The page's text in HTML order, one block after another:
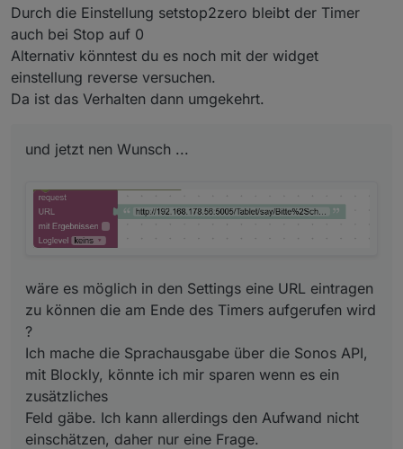
2.)
drücke ich auf Stop, stopt der Timer, aber der Kreis
vom Circle bleibt rot.
Müsste er an dieser Stelle, wegen dem folgenden
Neustart, nicht wieder weiß werden ?
Durch die Einstellung setstop2zero bleibt der Timer
auch bei Stop auf 0
Alternativ könntest du es noch mit der widget
einstellung reverse versuchen.
Da ist das Verhalten dann umgekehrt.
und jetzt nen Wunsch ...
wäre es möglich in den Settings eine URL eintragen
zu können die am Ende des Timers aufgerufen wird
?
Ich mache die Sprachausgabe über die Sonos API,
mit Blockly, könnte ich mir sparen wenn es ein
zusätzliches
Feld gäbe. Ich kann allerdings den Aufwand nicht
einschätzen, daher nur eine Frage.